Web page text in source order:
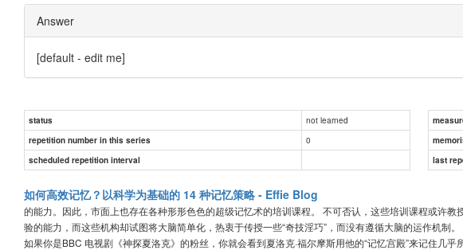
Answer
[default - edit me]
status not learned
repetition number in this series
0
scheduled repetition interval
last
如何高效记忆？以科学为基础的 14 种记忆策略 - Effie Blog
的能力。因此，市面上也存在各种形形色色的超级记忆术的培训课程。 不可否认，这些培训课程或许
验的能力，而这些机构却试图将大脑简单化，热衷于传授一些“奇技淫巧”，而没有遵循大脑的运作机
如果你是BBC 电视剧《神探夏洛克》的粉丝，你就会看到夏洛克·福尔摩斯用他的“记忆宫殿”来记住几